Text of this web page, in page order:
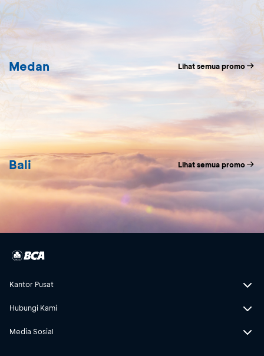
Medan Lihat semua promo
Bali Lihat semua promo
Kantor Pusat
Hubungi Kami
Media Sosial